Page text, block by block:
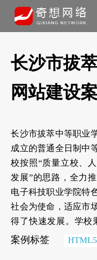
长沙市拔
网站建设
长沙市拔萃中等职业
成立的普通全日制中
校按照“质量立校、
发展”的思路，全力
电子科技职业学院特
社会为使命，适应市
得了快速发展。学校
创新”校训；实行专
案例标签